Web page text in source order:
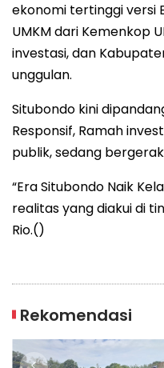
ekonomi tertinggi versi
UMKM dari Kemenkop
investasi, dan
unggulan.
Situbondo kini
Responsif, Ramah
publik, sedang
“Era Situbondo Naik
realitas yang diakui di
Rio.()
Rekomendasi